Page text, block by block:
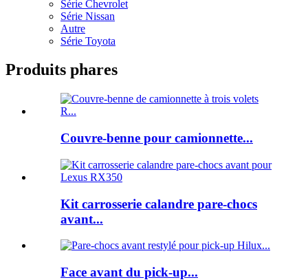
Série Chevrolet
Série Nissan
Autre
Série Toyota
Produits phares
Couvre-benne pour camionnette...
Kit carrosserie calandre pare-chocs
avant...
Face avant du pick-up...